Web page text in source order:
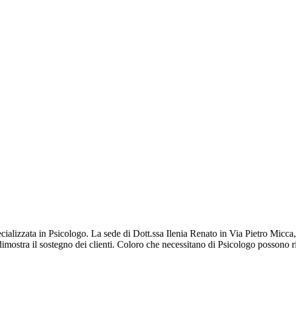
in Psicologo. La sede di Dott.ssa Ilenia Renato in Via Pietro
il sostegno dei clienti. Coloro che necessitano di Psicologo possono